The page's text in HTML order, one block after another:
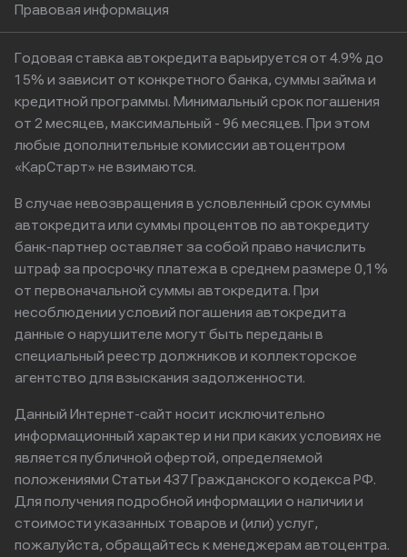
Правовая информация
Годовая ставка автокредита варьируется от 4.9% до
15% и зависит от конкретного банка, суммы займа и
кредитной программы. Минимальный срок погашения
от 2 месяцев, максимальный - 96 месяцев. При этом
любые дополнительные комиссии автоцентром
«КарСтарт» не взимаются.
В случае невозвращения в условленный срок суммы
автокредита или суммы процентов по автокредиту
банк-партнер оставляет за собой право начислить
штраф за просрочку платежа в среднем размере 0,1%
от первоначальной суммы автокредита. При
несоблюдении условий погашения автокредита
данные о нарушителе могут быть переданы в
специальный реестр должников и коллекторское
агентство для взыскания задолженности.
Данный Интернет-сайт носит исключительно
информационный характер и ни при каких условиях не
является публичной офертой, определяемой
положениями Статьи 437 Гражданского кодекса РФ.
Для получения подробной информации о наличии и
стоимости указанных товаров и (или) услуг,
пожалуйста, обращайтесь к менеджерам автоцентра.